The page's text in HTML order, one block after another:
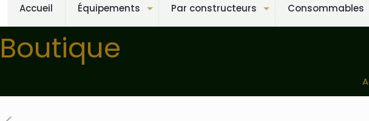
Accueil Équipements Par constructeurs Consommables
Boutique